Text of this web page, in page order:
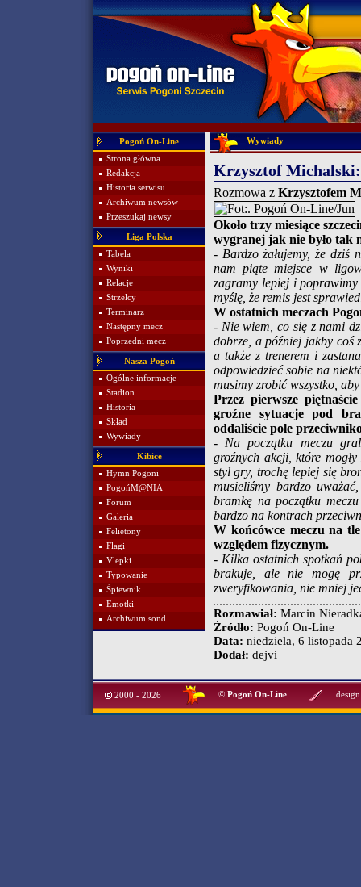
Pogoń On-Line
Strona główna
Redakcja
Historia serwisu
Archiwum newsów
Przeszukaj newsy
Liga Polska
Tabela
Wyniki
Relacje
Strzelcy
Terminarz
Następny mecz
Poprzedni mecz
Nasza Pogoń
Ogólne informacje
Stadion
Historia
Skład
Wywiady
Kibice
Hymn Pogoni
PogońM@NIA
Forum
Galeria
Felietony
Flagi
Vlepki
Typowanie
Śpiewnik
Emotki
Archiwum sond
Wywiady
Krzysztof Michalski:
Rozmowa z Krzysztofem
Około trzy miesiące
wygranej jak nie było tak
- Bardzo żałujemy, że dziś
nam piąte miejsce w
zagramy lepiej i poprawimy
myślę, że remis jest
W ostatnich meczach
- Nie wiem, co się z nami
dobrze, a później jakby coś
a także z trenerem i
odpowiedzieć sobie na
musimy zrobić wszystko,
Przez pierwsze
groźne sytuacje pod
oddaliście pole
- Na początku meczu
groźnych akcji, które
styl gry, trochę lepiej się
musieliśmy bardzo
bramkę na początku
bardzo na kontrach
W końcówce meczu na
względem fizycznym.
- Kilka ostatnich spotkań
brakuje, ale nie mogę
zweryfikowania, nie mniej
Rozmawiał: Marcin
Źródło: Pogoń On-Line
Data: niedziela, 6 listopada
Dodał: dejvi
2000 - 2026 © Pogoń On-Line